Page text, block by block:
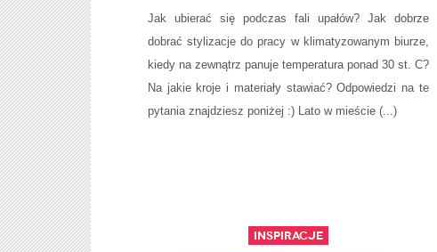
Jak ubierać się podczas fali upałów? Jak dobrze
dobrać stylizacje do pracy w klimatyzowanym biurze,
kiedy na zewnątrz panuje temperatura ponad 30 st. C?
Na jakie kroje i materiały stawiać? Odpowiedzi na te
pytania znajdziesz poniżej :) Lato w mieście (...)
Inspiracje